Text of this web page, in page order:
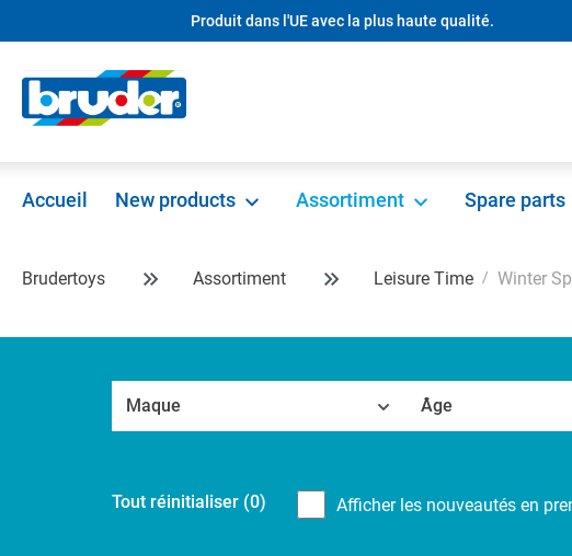
Passer à la navigation principale
Produit dans l'UE avec la plus haute qualité.
Accueil New products Assortiment Spare parts
Brudertoys Assortiment Leisure Time Winter
Maque Âge
Afficher les nouveautés en
Tout réinitialiser (0)